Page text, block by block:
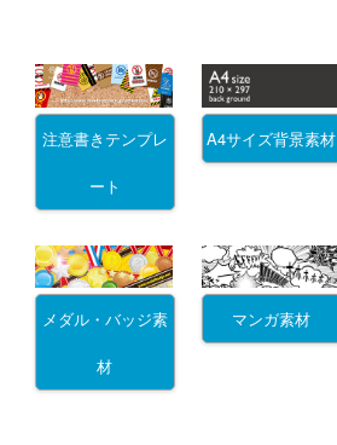
注意書きテンプレ
ート
A4サイズ背景素材
メダル・バッジ素
材
マンガ素材